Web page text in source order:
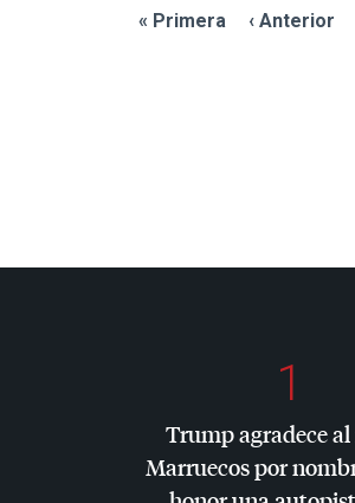
« Primera ‹ Anterior
1
Trump agradece al
Marruecos por